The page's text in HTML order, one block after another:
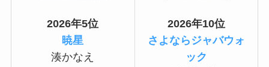
2026年5位
暁星
湊かなえ
2026年10位
さよならジャバウォ
ック